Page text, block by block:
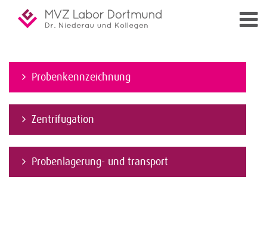
Probenkennzeichnung
Zentrifugation
Probenlagerung- und transport